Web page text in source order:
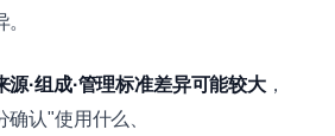
源·组成·管理标准差异可能较大 ，
认"使用什么、